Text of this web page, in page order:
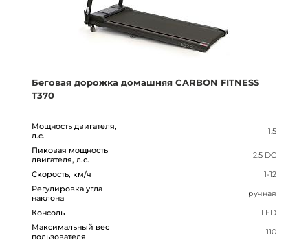
Беговая дорожка домашняя CARBON FITNESS
T370
Мощность двигателя,
л.с.
1.5
Пиковая мощность
двигателя, л.с.
2.5 DC
Скорость, км/ч
1-12
Регулировка угла
наклона
ручная
Консоль
LED
Максимальный вес
пользователя
110